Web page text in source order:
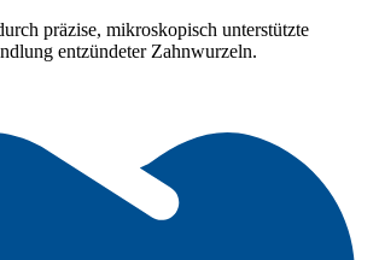
präzise, mikroskopisch unterstützte
entzündeter Zahnwurzeln.